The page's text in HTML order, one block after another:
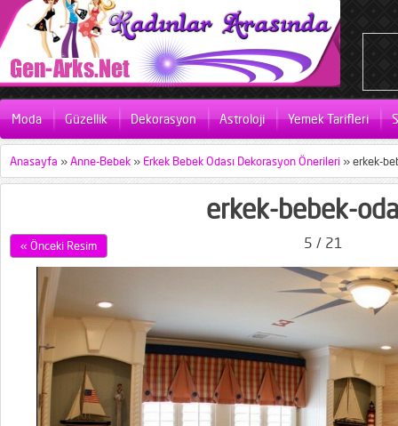
Moda Güzellik Dekorasyon Astroloji Yemek Tarifleri
Anasayfa »Anne-Bebek » Erkek Bebek Odası Dekorasyon Önerileri »erkek-
erkek-bebek-
« Önceki Resim 5 / 21